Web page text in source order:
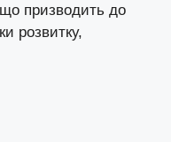
призводить до
розвитку,